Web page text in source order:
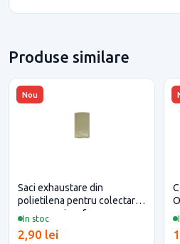
Produse similare
Nou
In stoc
Saci exhaustare din
polietilena pentru colectare
rumegus si praf
2,90 lei